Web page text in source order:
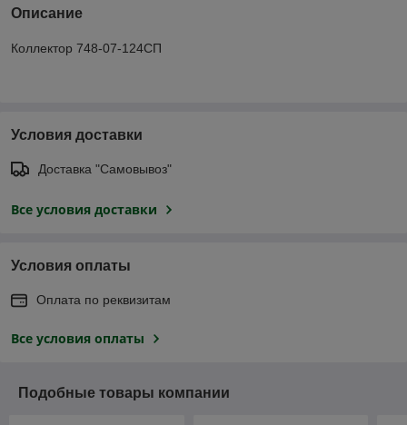
Описание
Коллектор 748-07-124СП
Условия доставки
Доставка "Самовывоз"
Все условия доставки
Условия оплаты
Оплата по реквизитам
Все условия оплаты
Подобные товары компании